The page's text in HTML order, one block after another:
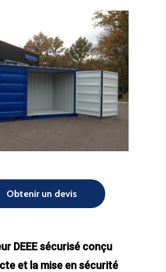
Obtenir un devis
DEEE sécurisé conçu
et la mise en sécurité